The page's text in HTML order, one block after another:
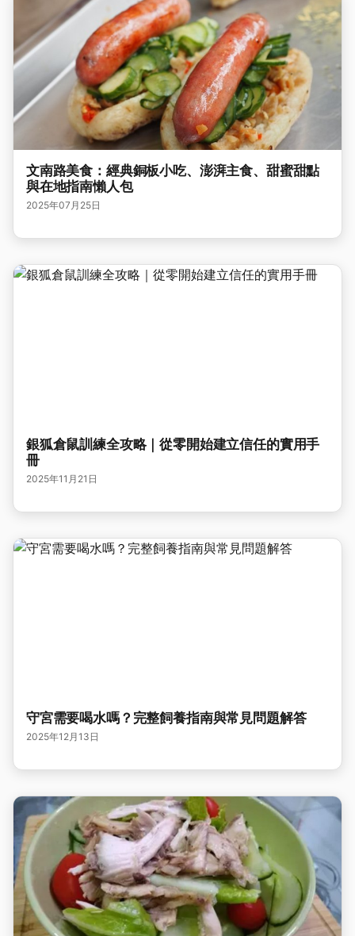
文南路美食：經典銅板小吃、澎湃主食、甜蜜甜點
與在地指南懶人包
2025年07月25日
銀狐倉鼠訓練全攻略｜從零開始建立信任的實用手
冊
2025年11月21日
守宮需要喝水嗎？完整飼養指南與常見問題解答
2025年12月13日